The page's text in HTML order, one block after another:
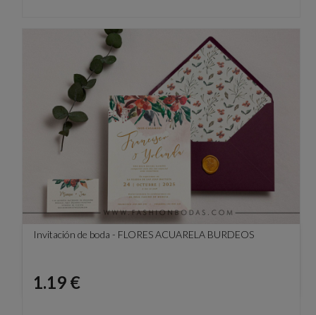
Invitación de boda - FLORES ACUARELA BURDEOS
Precio
1.19 €